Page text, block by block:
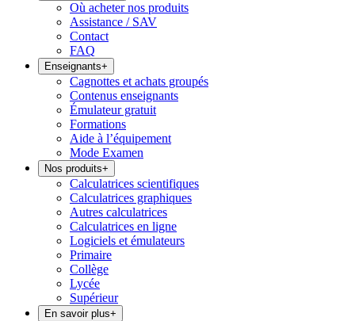
Où acheter nos produits
Assistance / SAV
Contact
FAQ
Enseignants+
Cagnottes et achats groupés
Contenus enseignants
Émulateur gratuit
Formations
Aide à l’équipement
Mode Examen
Nos produits+
Calculatrices scientifiques
Calculatrices graphiques
Autres calculatrices
Calculatrices en ligne
Logiciels et émulateurs
Primaire
Collège
Lycée
Supérieur
En savoir plus+